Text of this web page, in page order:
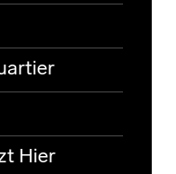
Hier